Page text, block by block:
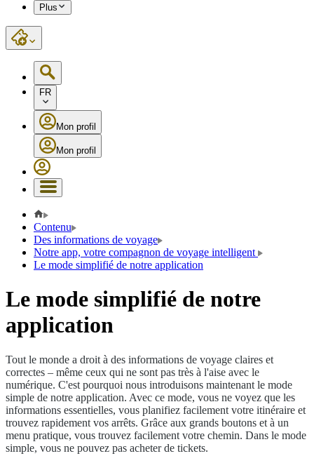
Plus
FR
Mon profil
Mon profil
Contenu
Des informations de voyage
Notre app, votre compagnon de voyage intelligent
Le mode simplifié de notre application
Le mode simplifié de notre
application
Tout le monde a droit à des informations de voyage claires et
correctes – même ceux qui ne sont pas très à l'aise avec le
numérique. C'est pourquoi nous introduisons maintenant le mode
simple de notre application. Avec ce mode, vous ne voyez que les
informations essentielles, vous planifiez facilement votre itinéraire et
trouvez rapidement vos arrêts. Grâce aux grands boutons et à un
menu pratique, vous trouvez facilement votre chemin. Dans le mode
simple, vous ne pouvez pas acheter de tickets.